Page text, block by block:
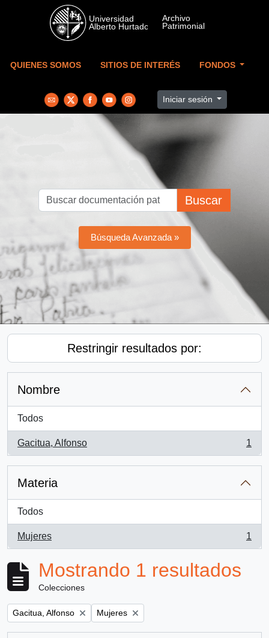
Skip to main content
QUIENES SOMOS SITIOS DE INTERÉS FONDOS
Iniciar sesión
Buscar
Búsqueda Avanzada »
Restringir resultados por:
Nombre
Todos
Gacitua, Alfonso
, 1 resultados
1
Materia
Todos
Mujeres
, 1 resultados
1
Mostrando 1 resultados
Colecciones
Remove filter:
Gacitua, Alfonso Remove filter:
Mujeres